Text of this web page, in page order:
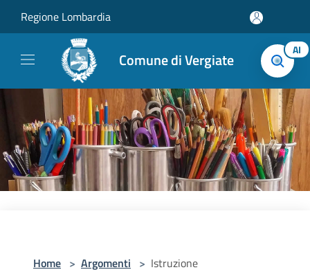
Regione Lombardia
Comune di Vergiate AI
Home > Argomenti > Istruzione